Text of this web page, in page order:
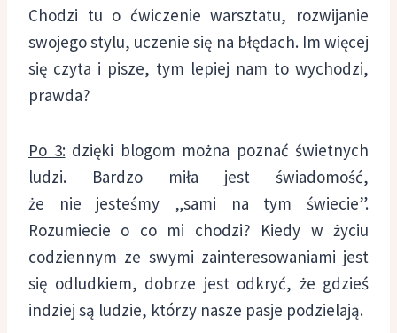
Chodzi tu o ćwiczenie warsztatu, rozwijanie
swojego stylu, uczenie się na błędach. Im więcej
się czyta i pisze, tym lepiej nam to wychodzi,
prawda?
Po 3:dzięki blogom można poznać świetnych
ludzi. Bardzo miła jest świadomość,
że nie jesteśmy „sami na tym świecie”.
Rozumiecie o co mi chodzi? Kiedy w życiu
codziennym ze swymi zainteresowaniami jest
się odludkiem, dobrze jest odkryć, że gdzieś
indziej są ludzie, którzy nasze pasje podzielają.